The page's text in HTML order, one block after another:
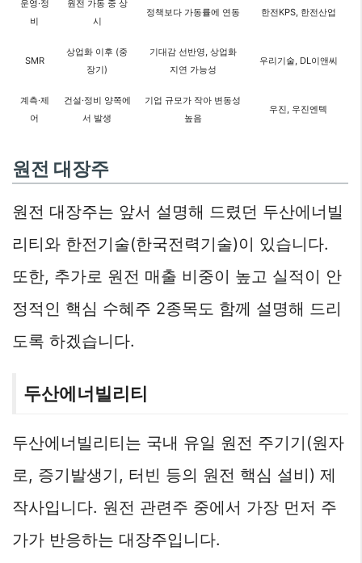
운영·정
비
원전 가동 중 상
시
정책보다 가동률에 연동 한전KPS, 한전산업
SMR
상업화 이후 (중
장기)
기대감 선반영, 상업화
지연 가능성
우리기술, DL이앤씨
계측·제
어
건설·정비 양쪽에
서 발생
기업 규모가 작아 변동성
높음
우진, 우진엔텍
원전 대장주
원전 대장주는 앞서 설명해 드렸던 두산에너빌
리티와 한전기술(한국전력기술)이 있습니다.
또한, 추가로 원전 매출 비중이 높고 실적이 안
정적인 핵심 수혜주 2종목도 함께 설명해 드리
도록 하겠습니다.
두산에너빌리티
두산에너빌리티는 국내 유일 원전 주기기(원자
로, 증기발생기, 터빈 등의 원전 핵심 설비) 제
작사입니다. 원전 관련주 중에서 가장 먼저 주
가가 반응하는 대장주입니다.